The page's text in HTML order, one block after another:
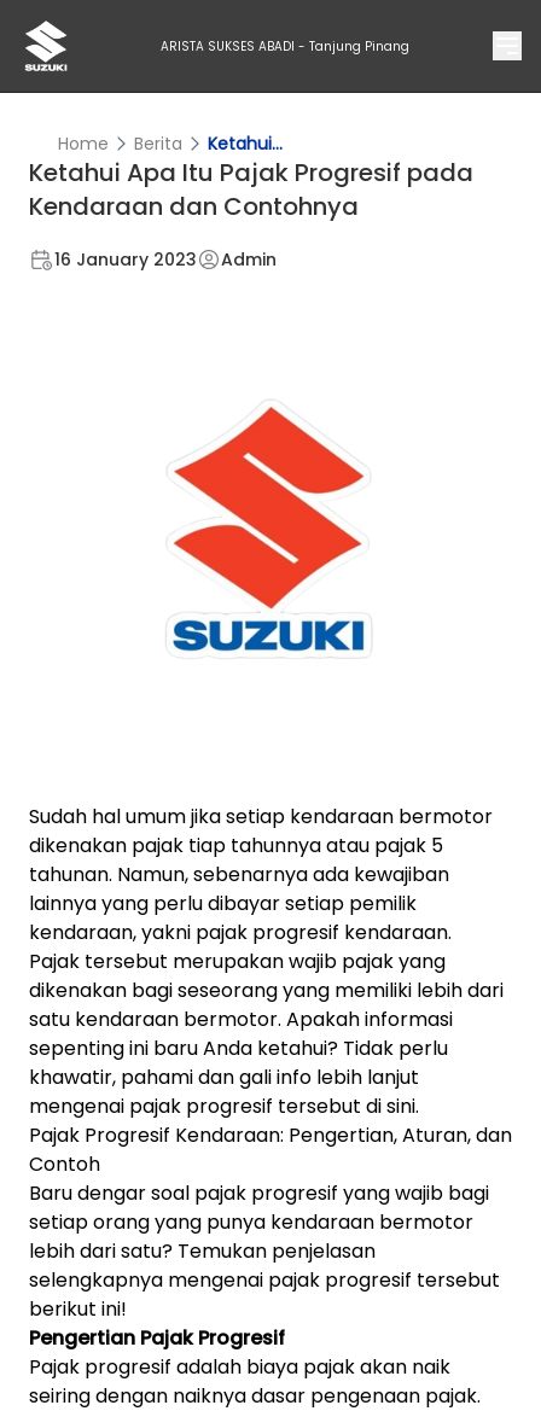
ARISTA SUKSES ABADI - Tanjung Pinang
Home Berita Ketahui...
Ketahui Apa Itu Pajak Progresif pada
Kendaraan dan Contohnya
16 January 2023 Admin
Sudah hal umum jika setiap kendaraan bermotor
dikenakan pajak tiap tahunnya atau pajak 5
tahunan. Namun, sebenarnya ada kewajiban
lainnya yang perlu dibayar setiap pemilik
kendaraan, yakni pajak progresif kendaraan.
Pajak tersebut merupakan wajib pajak yang
dikenakan bagi seseorang yang memiliki lebih dari
satu kendaraan bermotor. Apakah informasi
sepenting ini baru Anda ketahui? Tidak perlu
khawatir, pahami dan gali info lebih lanjut
mengenai pajak progresif tersebut di sini.
Pajak Progresif Kendaraan: Pengertian, Aturan, dan
Contoh
Baru dengar soal pajak progresif yang wajib bagi
setiap orang yang punya kendaraan bermotor
lebih dari satu? Temukan penjelasan
selengkapnya mengenai pajak progresif tersebut
berikut ini!
Pengertian Pajak Progresif
Pajak progresif adalah biaya pajak akan naik
seiring dengan naiknya dasar pengenaan pajak.